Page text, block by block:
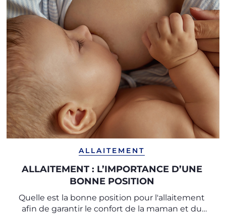
ALLAITEMENT
ALLAITEMENT : L’IMPORTANCE D’UNE
BONNE POSITION
Quelle est la bonne position pour l'allaitement
afin de garantir le confort de la maman et du